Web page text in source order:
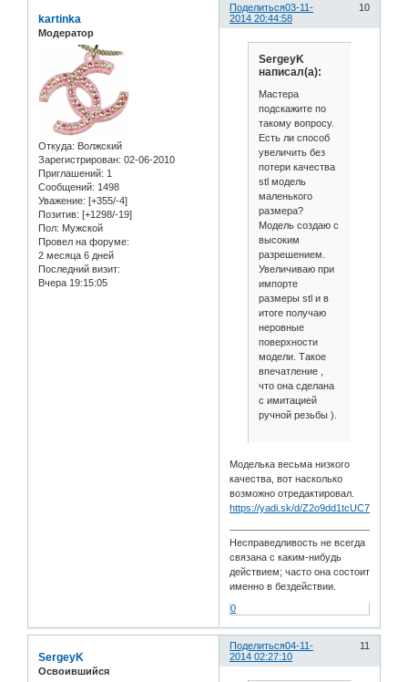
Поделиться 10
03-11-
2014 20:44:58
kartinka
Модератор
Откуда: Волжский
Зарегистрирован: 02-06-2010
Приглашений: 1
Сообщений: 1498
Уважение: [+355/-4]
Позитив: [+1298/-19]
Пол: Мужской
Провел на форуме:
2 месяца 6 дней
Последний визит:
Вчера 19:15:05
SergeyK
написал(а):
Мастера
подскажите по
такому вопросу.
Есть ли способ
увеличить без
потери качества
stl модель
маленького
размера?
Модель создаю с
высоким
разрешением.
Увеличиваю при
импорте
размеры stl и в
итоге получаю
неровные
поверхности
модели. Такое
впечатление ,
что она сделана
с имитацией
ручной резьбы ).
Моделька весьма низкого
качества, вот насколько
возможно отредактировал.
https://yadi.sk/d/Z2o9dd1tcUC7A
Несправедливость не всегда
связана с каким-нибудь
действием; часто она состоит
именно в бездействии.
0
Поделиться 11
04-11-
2014 02:27:10
SergeyK
Освоившийся